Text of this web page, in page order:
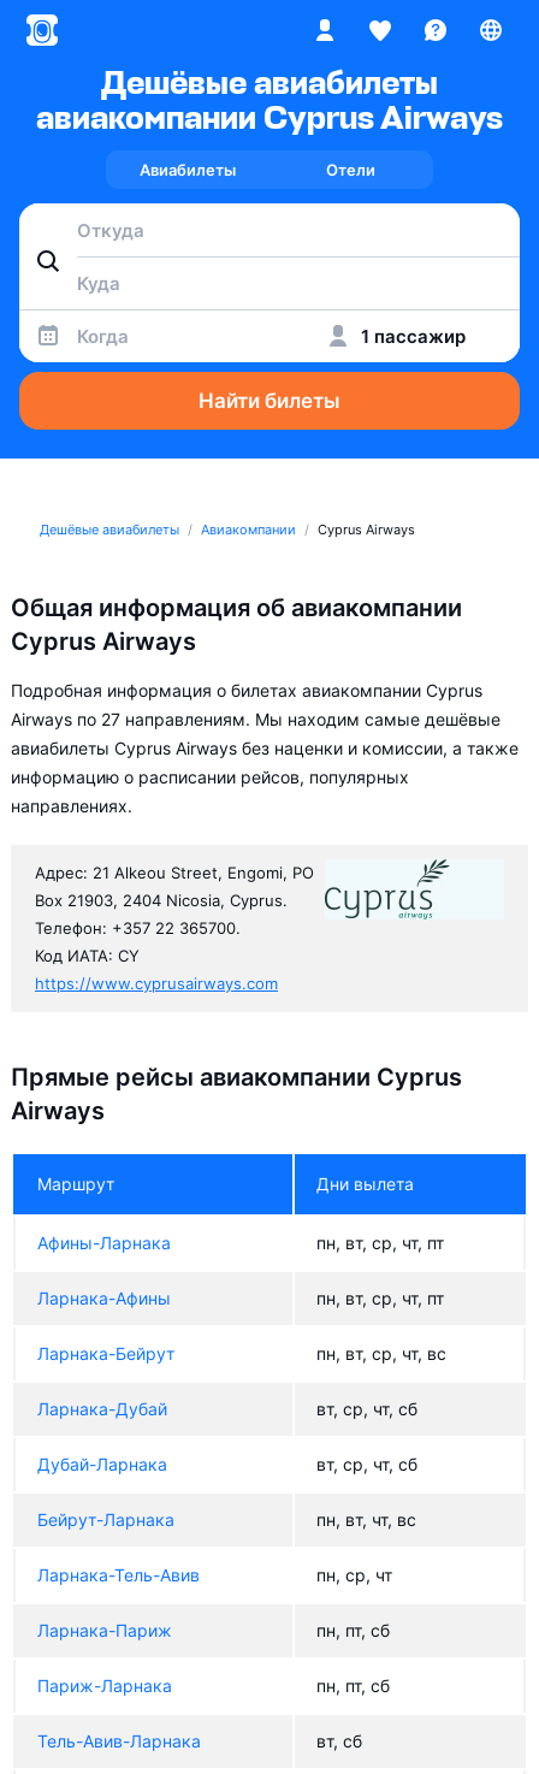
Дешёвые авиабилеты
авиакомпании Cyprus Airways
Авиабилеты Отели
Когда 1 пассажир
Найти билеты
Дешёвые авиабилеты Авиакомпании Cyprus Airways
Общая информация об авиакомпании
Cyprus Airways
Подробная информация о билетах авиакомпании Cyprus
Airways по 27 направлениям. Мы находим самые дешёвые
авиабилеты Cyprus Airways без наценки и комиссии, а также
информацию о расписании рейсов, популярных
направлениях.
Адрес: 21 Alkeou Street, Engomi, PO
Box 21903, 2404 Nicosia, Cyprus.
Телефон: +357 22 365700.
Код ИАТА: CY
https://www.cyprusairways.com
Прямые рейсы авиакомпании Cyprus
Airways
Маршрут Дни вылета
Афины-Ларнака пн, вт, ср, чт, пт
Ларнака-Афины пн, вт, ср, чт, пт
Ларнака-Бейрут пн, вт, ср, чт, вс
Ларнака-Дубай вт, ср, чт, сб
Дубай-Ларнака вт, ср, чт, сб
Бейрут-Ларнака пн, вт, чт, вс
Ларнака-Тель-Авив пн, ср, чт
Ларнака-Париж пн, пт, сб
Париж-Ларнака пн, пт, сб
Тель-Авив-Ларнака вт, сб